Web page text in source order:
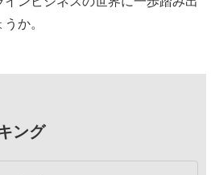
か。
ング